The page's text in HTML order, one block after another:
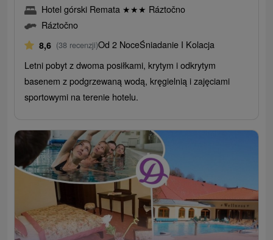
Hotel górski Remata ★★★ Ráztočno
Ráztočno
8,6 (38 recenzji)Od 2 NoceŚniadanie I Kolacja
Letni pobyt z dwoma posiłkami, krytym i odkrytym
basenem z podgrzewaną wodą, kręgielnią i zajęciami
sportowymi na terenie hotelu.